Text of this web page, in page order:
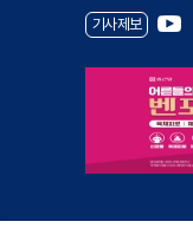
기사제보